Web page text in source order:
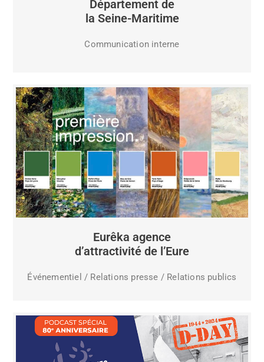
Département de
la Seine-Maritime
Communication interne
Eurêka agence
d’attractivité de l’Eure
Événementiel / Relations presse / Relations publics